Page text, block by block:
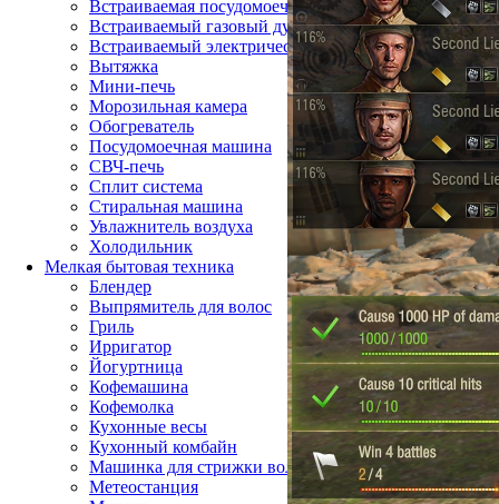
Встраиваемая посудомоечная машина
Встраиваемый газовый духовой шкаф
Встраиваемый электрический духовой шкаф
Вытяжка
Мини-печь
Морозильная камера
Обогреватель
Посудомоечная машина
СВЧ-печь
Сплит система
Стиральная машина
Увлажнитель воздуха
Холодильник
Мелкая бытовая техника
Блендер
Выпрямитель для волос
Гриль
Ирригатор
Йогуртница
Кофемашина
Кофемолка
Кухонные весы
Кухонный комбайн
Машинка для стрижки волос
Метеостанция